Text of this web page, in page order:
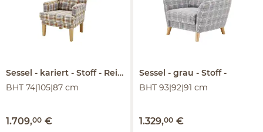
Sessel kariert - Stoff
Reith
BHT 74|105|87 cm
1.709,00 €
Sessel
grau - Stoff
BHT 93|92|91 cm
1.329,00 €